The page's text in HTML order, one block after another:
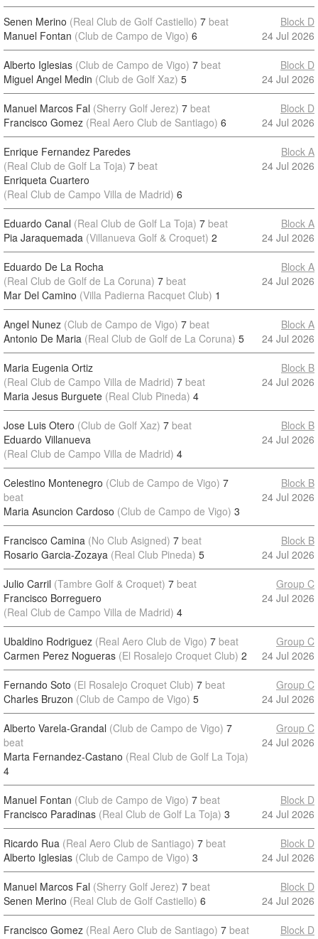
Senen Merino (Real Club de Golf Castiello) 7 beat
Manuel Fontan (Club de Campo de Vigo) 6
Block D
24 Jul 2026
Alberto Iglesias (Club de Campo de Vigo) 7 beat
Miguel Angel Medin (Club de Golf Xaz) 5
Block D
24 Jul 2026
Manuel Marcos Fal (Sherry Golf Jerez) 7 beat
Francisco Gomez (Real Aero Club de Santiago) 6
Block D
24 Jul 2026
Enrique Fernandez Paredes
(Real Club de Golf La Toja) 7 beat
Enriqueta Cuartero
(Real Club de Campo Villa de Madrid) 6
Block A
24 Jul 2026
Eduardo Canal (Real Club de Golf La Toja) 7 beat
Pia Jaraquemada (Villanueva Golf & Croquet) 2
Block A
24 Jul 2026
Eduardo De La Rocha
(Real Club de Golf de La Coruna) 7 beat
Mar Del Camino (Villa Padierna Racquet Club) 1
Block A
24 Jul 2026
Angel Nunez (Club de Campo de Vigo) 7 beat
Antonio De Maria (Real Club de Golf de La Coruna) 5
Block A
24 Jul 2026
Maria Eugenia Ortiz
(Real Club de Campo Villa de Madrid) 7 beat
Maria Jesus Burguete (Real Club Pineda) 4
Block B
24 Jul 2026
Jose Luis Otero (Club de Golf Xaz) 7 beat
Eduardo Villanueva
(Real Club de Campo Villa de Madrid) 4
Block B
24 Jul 2026
Celestino Montenegro (Club de Campo de Vigo) 7
beat
Maria Asuncion Cardoso (Club de Campo de Vigo) 3
Block B
24 Jul 2026
Francisco Camina (No Club Asigned) 7 beat
Rosario Garcia-Zozaya (Real Club Pineda) 5
Block B
24 Jul 2026
Julio Carril (Tambre Golf & Croquet) 7 beat
Francisco Borreguero
(Real Club de Campo Villa de Madrid) 4
Group C
24 Jul 2026
Ubaldino Rodriguez (Real Aero Club de Vigo) 7 beat
Carmen Perez Nogueras (El Rosalejo Croquet Club) 2
Group C
24 Jul 2026
Fernando Soto (El Rosalejo Croquet Club) 7 beat
Charles Bruzon (Club de Campo de Vigo) 5
Group C
24 Jul 2026
Alberto Varela-Grandal (Club de Campo de Vigo) 7
beat
Marta Fernandez-Castano (Real Club de Golf La Toja)
4
Group C
24 Jul 2026
Manuel Fontan (Club de Campo de Vigo) 7 beat
Francisco Paradinas (Real Club de Golf La Toja) 3
Block D
24 Jul 2026
Ricardo Rua (Real Aero Club de Santiago) 7 beat
Alberto Iglesias (Club de Campo de Vigo) 3
Block D
24 Jul 2026
Manuel Marcos Fal (Sherry Golf Jerez) 7 beat
Senen Merino (Real Club de Golf Castiello) 6
Block D
24 Jul 2026
Francisco Gomez (Real Aero Club de Santiago) 7 beat
Block D